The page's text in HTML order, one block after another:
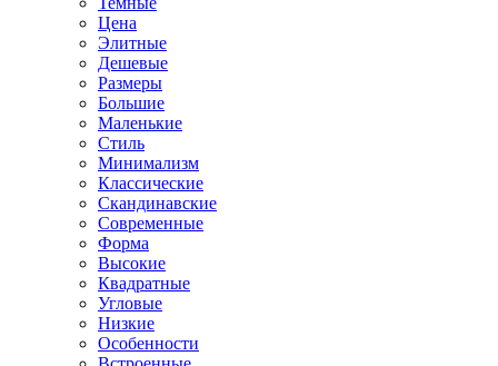
Цена
Элитные
Дешевые
Размеры
Большие
Маленькие
Стиль
Минимализм
Классические
Скандинавские
Современные
Форма
Высокие
Квадратные
Угловые
Низкие
Особенности